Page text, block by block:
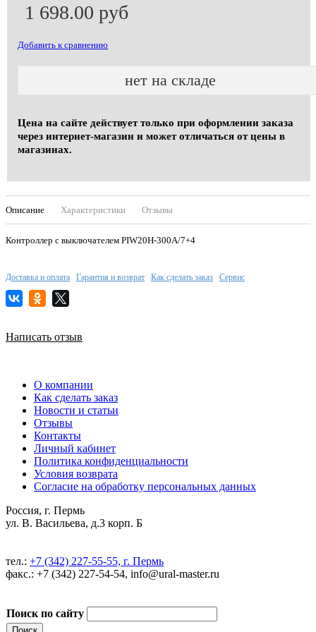
1 698.00 руб
Добавить к сравнению
нет на складе
Цена на сайте действует только при оформлении заказа
через интернет-магазин и может отличаться от цены в
магазинах.
Описание Характеристики Отзывы
Контроллер с выключателем PIW20H-300A/7+4
Доставка и оплата Гарантия и возврат Как сделать заказ Сервис
Написать отзыв
О компании
Как сделать заказ
Новости и статьи
Отзывы
Контакты
Личный кабинет
Политика конфиденциальности
Условия возврата
Согласие на обработку персональных данных
Россия, г. Пермь
ул. В. Васильева, д.3 корп. Б
тел.: +7 (342) 227-55-55, г. Пермь
факс.: +7 (342) 227-54-54, info@ural-master.ru
Поиск по сайту